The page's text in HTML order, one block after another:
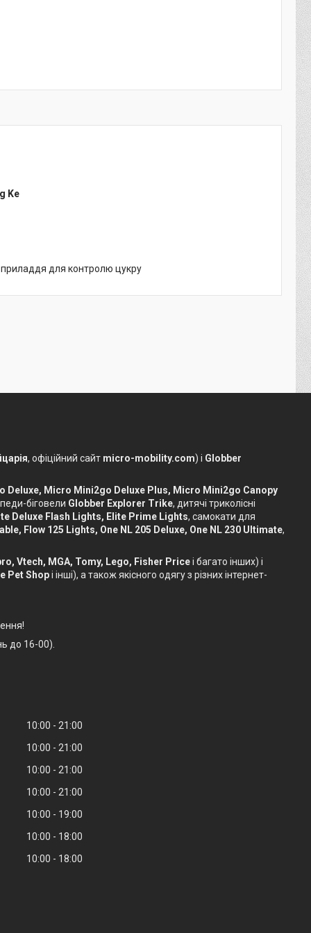
Ke
приладдя для контролю цукру
, офіційний сайт micro-mobility.com) і Globber
Deluxe, Micro Mini2go Deluxe Plus, Micro Mini2go Canopy
біговели Globber Explorer Trike, дитячі триколісні
Deluxe Flash Lights, Elite Prime Lights, самокати для
Flow 125 Lights, One NL 205 Deluxe, One NL 230 Ultimate,
Vtech, MGA, Tomy, Lego, Fisher Priceі багато інших) і
Pet Shopі інші), а також якісного одягу з різних інтернет-
до 16-00).
10:00
21:00
10:00
21:00
10:00
21:00
10:00
21:00
10:00
19:00
10:00
18:00
10:00
18:00